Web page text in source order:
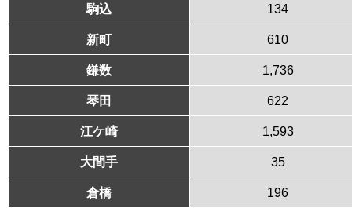
駒込 134
新町 610
鎌数 1,736
琴田 622
江ケ崎 1,593
大間手 35
倉橋 196